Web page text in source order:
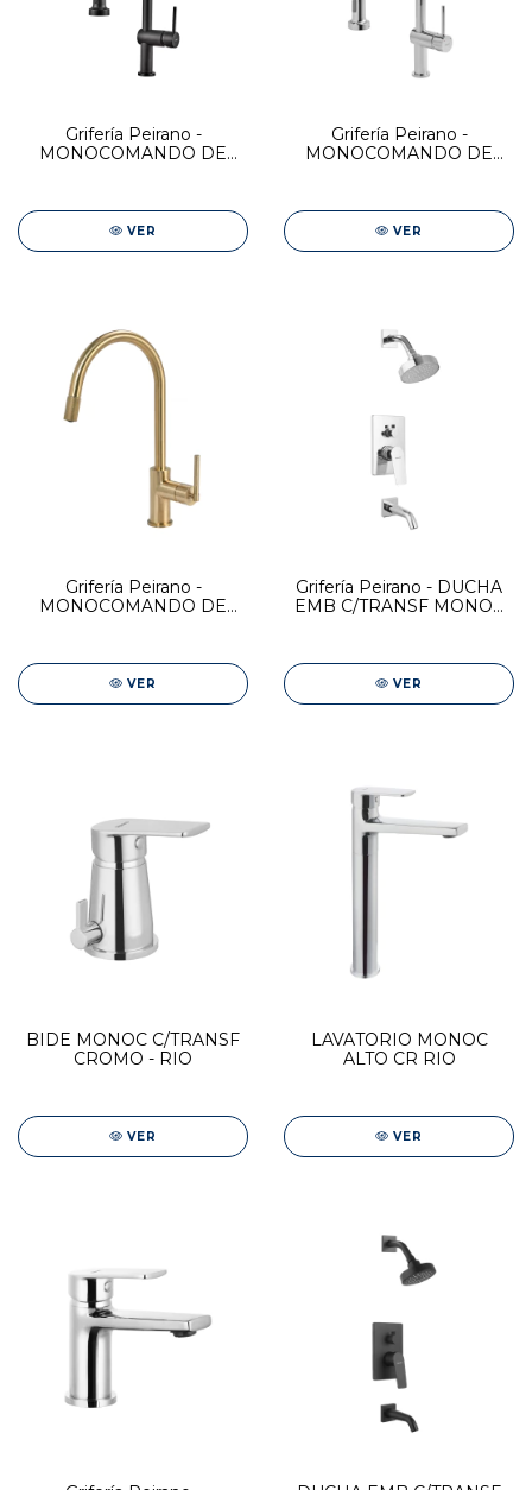
Grifería Peirano -
MONOCOMANDO DE
VER
Grifería Peirano -
MONOCOMANDO DE
VER
Grifería Peirano -
MONOCOMANDO DE
VER
Grifería Peirano - DUCHA
EMB C/TRANSF MONOC
VER
BIDE MONOC C/TRANSF
CROMO - RIO
VER
LAVATORIO MONOC
ALTO CR RIO
VER